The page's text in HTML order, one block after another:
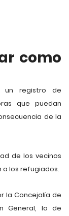
como
un registro de
que puedan
de la
de los vecinos
a los refugiados.
la Concejalía de
General, la de